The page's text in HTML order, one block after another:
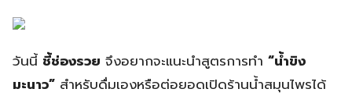
วันนี้ ชี้ช่องรวย จึงอยากจะแนะนำสูตรการทำ “น้ำขิง
มะนาว” สำหรับดื่มเองหรือต่อยอดเปิดร้านน้ำสมุนไพรได้